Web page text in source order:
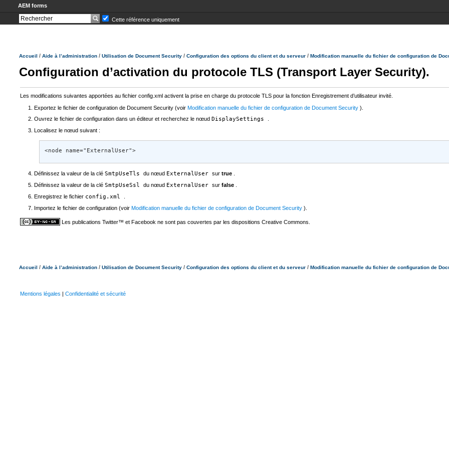
AEM forms
Cette référence uniquement
Accueil / Aide à l’administration / Utilisation de Document Security / Configuration des options du client et du serveur / Modification manuelle du fichier de configuration de
Configuration d’activation du protocole TLS (Transport Layer Security).
Les modifications suivantes apportées au fichier config.xml activent la prise en charge du protocole TLS pour la fonction Enregistrement d’utilisateur invité.
Exportez le fichier de configuration de Document Security (voir Modification manuelle du fichier de configuration de Document Security ).
Ouvrez le fichier de configuration dans un éditeur et recherchez le nœud DisplaySettings
Localisez le nœud suivant :
<node name="ExternalUser">
Définissez la valeur de la clé SmtpUseTls du nœud ExternalUser sur true
Définissez la valeur de la clé SmtpUseSsl du nœud ExternalUser sur false
Enregistrez le fichier config.xml
Importez le fichier de configuration (voir Modification manuelle du fichier de configuration de Document Security ).
Les publications Twitter™ et Facebook ne sont pas couvertes par les dispositions Creative Commons.
Accueil / Aide à l’administration / Utilisation de Document Security / Configuration des options du client et du serveur / Modification manuelle du fichier de configuration de
Mentions légales | Confidentialité et sécurité